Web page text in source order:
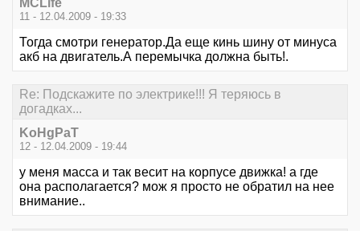
11 - 12.04.2009 - 19:33
Тогда смотри генератор.Да еще кинь шину от минуса
акб на двигатель.А перемычка должна быть!.
Re: Подскажите по электрике!!! Я теряюсь в
догадках...
KoHgPaT
12 - 12.04.2009 - 19:44
у меня масса и так весит на корпусе движка! а где
она располагается? мож я просто не обратил на нее
внимание..